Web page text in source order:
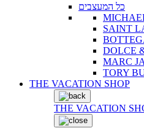
כל המעצבים
SAINT
DOLCE
MARC
TORY
THE VACATION SHOP
THE VACATION